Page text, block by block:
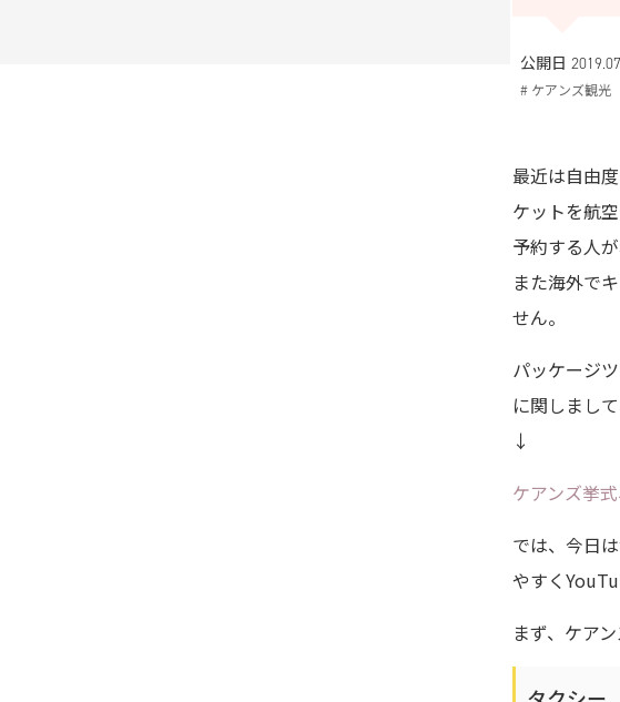
公開日
# ケアンズ観光
最近は自由
ケットを航
予約する人
また海外で
せん。
パッケージ
に関しまし
↓
ケアンズ挙
では、今日
やすく
まず、ケア